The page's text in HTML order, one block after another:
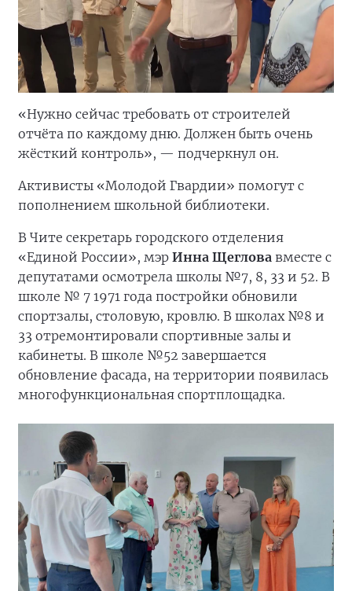
«Нужно сейчас требовать от строителей
отчёта по каждому дню. Должен быть очень
жёсткий контроль», — подчеркнул он.
Активисты «Молодой Гвардии» помогут с
пополнением школьной библиотеки.
В Чите секретарь городского отделения
«Единой России», мэр Инна Щеглова вместе с
депутатами осмотрела школы №7, 8, 33 и 52. В
школе № 7 1971 года постройки обновили
спортзалы, столовую, кровлю. В школах №8 и
33 отремонтировали спортивные залы и
кабинеты. В школе №52 завершается
обновление фасада, на территории появилась
многофункциональная спортплощадка.